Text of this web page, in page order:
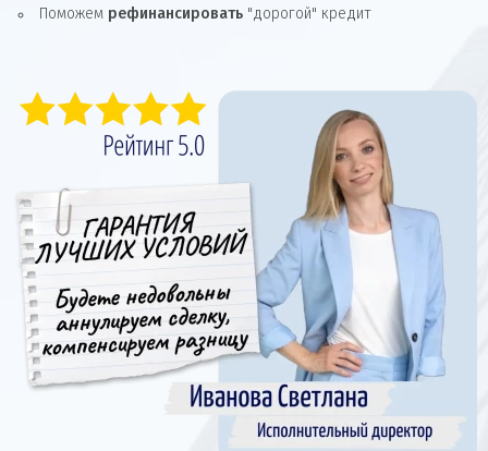
Поможем рефинансировать "дорогой" кредит